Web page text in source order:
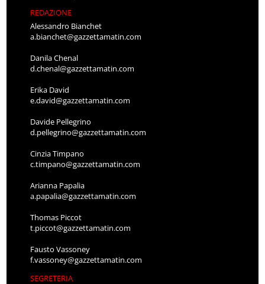
REDAZIONE
Alessandro Bianchet
a.bianchet@gazzettamatin.com
Danila Chenal
d.chenal@gazzettamatin.com
Erika David
e.david@gazzettamatin.com
Davide Pellegrino
d.pellegrino@gazzettamatin.com
Cinzia Timpano
c.timpano@gazzettamatin.com
Arianna Papalia
a.papalia@gazzettamatin.com
Thomas Piccot
t.piccot@gazzettamatin.com
Fausto Vassoney
f.vassoney@gazzettamatin.com
SEGRETERIA